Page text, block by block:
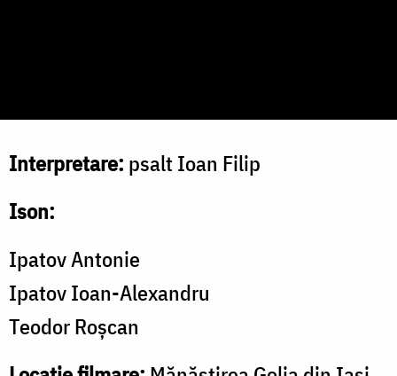
Interpretare: psalt Ioan Filip
Ison:
Ipatov Antonie
Ipatov Ioan-Alexandru
Teodor Roșcan